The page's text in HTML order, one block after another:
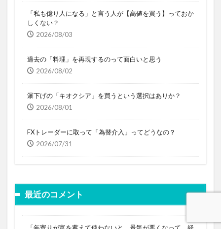
「私も億り人になる」と言う人が【高値を買う】っておか
しくない？
2026/08/03
過去の「料理」を再現するのって面白いと思う
2026/08/02
瀑下げの「キオクシア」を買うという選択はありか？
2026/08/01
FXトレーダーに取って「為替介入」ってどうなの？
2026/07/31
最近のコメント